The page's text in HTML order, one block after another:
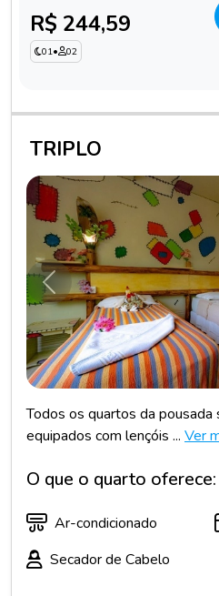
R$ 244,59
01• 02
TRIPLO
Anterior
Todos os quartos da
equipados com lençóis ... Ver
O que o quarto oferece:
Ar-condicionado
Secador de Cabelo